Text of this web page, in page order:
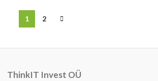
1 2
ThinkIT Invest OÜ